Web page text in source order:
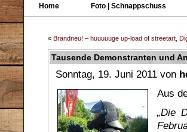
Home Foto | Schnappschuss
« Brandneu! – huuuuuge up-load of streetart,
Tausende Demonstranten und
Sonntag, 19. Juni 2011 von
Aus
„Die